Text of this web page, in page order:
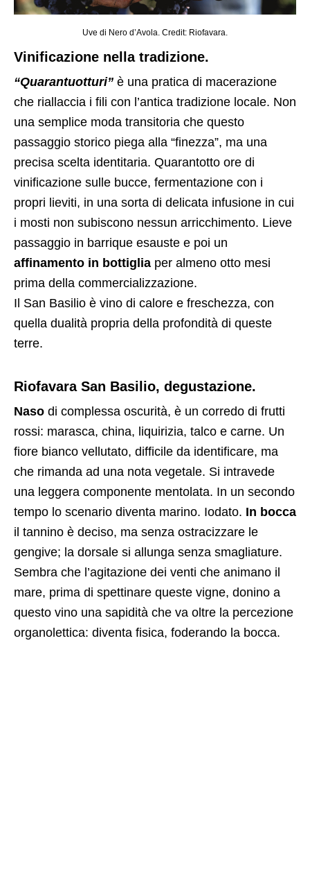
Uve di Nero d’Avola. Credit: Riofavara.
Vinificazione nella tradizione.
“Quarantuotturi” è una pratica di macerazione
che riallaccia i fili con l’antica tradizione locale. Non
una semplice moda transitoria che questo
passaggio storico piega alla “finezza”, ma una
precisa scelta identitaria. Quarantotto ore di
vinificazione sulle bucce, fermentazione con i
propri lieviti, in una sorta di delicata infusione in cui
i mosti non subiscono nessun arricchimento. Lieve
passaggio in barrique esauste e poi un
affinamento in bottiglia per almeno otto mesi
prima della commercializzazione.
Il San Basilio è vino di calore e freschezza, con
quella dualità propria della profondità di queste
terre.
Riofavara San Basilio, degustazione.
Naso di complessa oscurità, è un corredo di frutti
rossi: marasca, china, liquirizia, talco e carne. Un
fiore bianco vellutato, difficile da identificare, ma
che rimanda ad una nota vegetale. Si intravede
una leggera componente mentolata. In un secondo
tempo lo scenario diventa marino. Iodato. In bocca
il tannino è deciso, ma senza ostracizzare le
gengive; la dorsale si allunga senza smagliature.
Sembra che l’agitazione dei venti che animano il
mare, prima di spettinare queste vigne, donino a
questo vino una sapidità che va oltre la percezione
organolettica: diventa fisica, foderando la bocca.